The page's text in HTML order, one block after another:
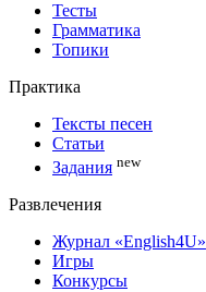
Тесты
Грамматика
Топики
Практика
Тексты песен
Статьи
Задания new
Развлечения
Журнал «English4U»
Игры
Конкурсы